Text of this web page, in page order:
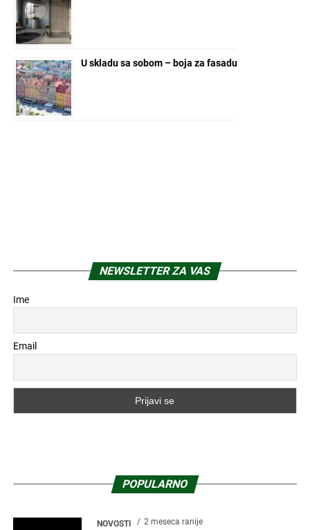
U skladu sa sobom – boja za fasadu
NEWSLETTER ZA VAS
Ime
Email
POPULARNO
NOVOSTI 2 meseca ranije